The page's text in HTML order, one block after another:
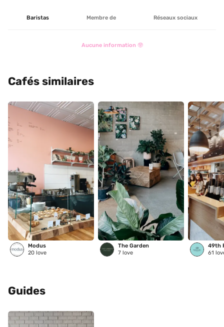
Baristas Membre de Réseaux sociaux
Aucune information 🤓
Cafés similaires
Modus
20 love
The Garden
7 love 61
Guides